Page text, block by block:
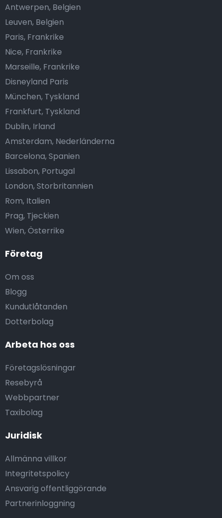
Företag
Om oss
Blogg
Kundutlåtanden
Dotterbolag
Arbeta hos oss
Företagslösningar
Resebyrå
Webbpartner
Taxibolag
Juridisk
Allmänna villkor
Integritetspolicy
Ansvarig offentliggörande
Partnerinloggning
Antwerpen, Belgien
Leuven, Belgien
Paris, Frankrike
Nice, Frankrike
Marseille, Frankrike
Disneyland Paris
München, Tyskland
Frankfurt, Tyskland
Dublin, Irland
Amsterdam, Nederländerna
Barcelona, Spanien
Lissabon, Portugal
London, Storbritannien
Rom, Italien
Prag, Tjeckien
Wien, Österrike